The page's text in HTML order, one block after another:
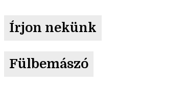
Írjon nekünk
Fülbemászó